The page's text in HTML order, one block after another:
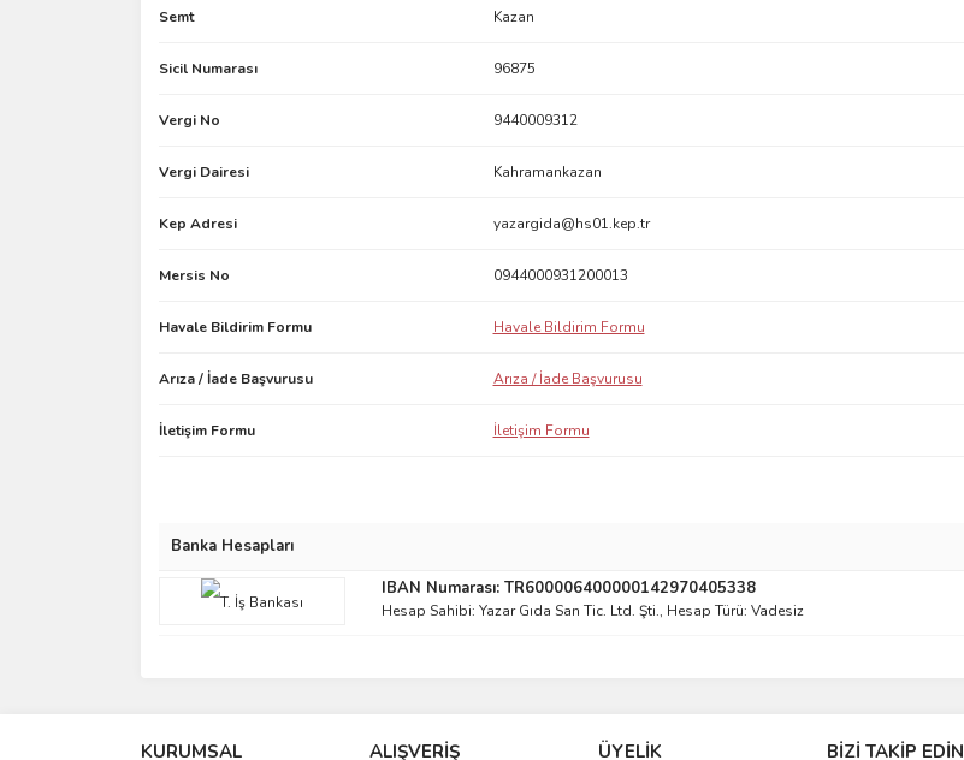
Semt Kazan
Sicil Numarası 96875
Vergi No 9440009312
Vergi Dairesi Kahramankazan
Kep Adresi yazargida@hs01.kep.tr
Mersis No 0944000931200013
Havale Bildirim Formu Havale Bildirim Formu
Arıza / İade Başvurusu Arıza / İade Başvurusu
İletişim Formu İletişim Formu
Banka Hesapları
IBAN Numarası: TR600006400000142970405338
Hesap Sahibi: Yazar Gıda San Tic. Ltd. Şti., Hesap Türü: Vadesiz
KURUMSAL ALIŞVERİŞ ÜYELİK BİZİ TAKİP EDİN